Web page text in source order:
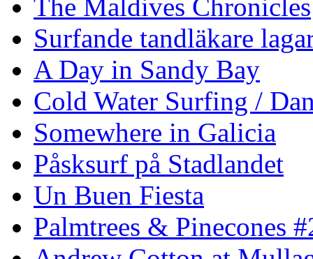
The Maldives Chronicles
Surfande tandläkare
A Day in Sandy Bay
Cold Water Surfing /
Somewhere in Galicia
Påsksurf på Stadlandet
Un Buen Fiesta
Palmtrees & Pinecones